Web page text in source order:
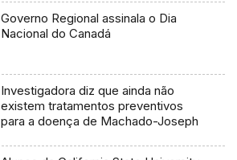
Governo Regional assinala o Dia
Nacional do Canadá
Investigadora diz que ainda não
existem tratamentos preventivos
para a doença de Machado-Joseph